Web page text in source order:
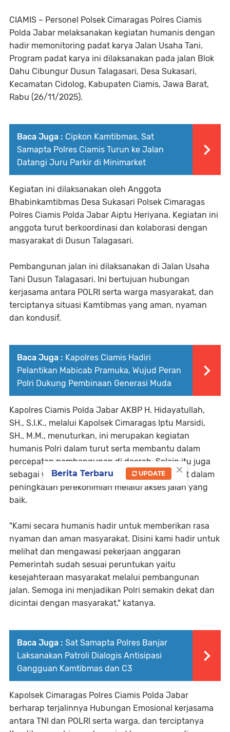
CIAMIS ~ Personel Polsek Cimaragas Polres Ciamis
Polda Jabar melaksanakan kegiatan humanis dengan
hadir memonitoring padat karya Jalan Usaha Tani.
Program padat karya ini dilaksanakan pada jalan Blok
Dahu Cibungur Dusun Talagasari, Desa Sukasari,
Kecamatan Cidolog, Kabupaten Ciamis, Jawa Barat,
Rabu (26/11/2025).
Baca Juga : Cipkon Kamtibmas, Sat
Samapta Polres Ciamis Turun ke Jalan
Datangi Juru Parkir di Minimarket
Kegiatan ini dilaksanakan oleh Anggota
Bhabinkamtibmas Desa Sukasari Polsek Cimaragas
Polres Ciamis Polda Jabar Aiptu Heriyana. Kegiatan ini
anggota turut berkoordinasi dan kolaborasi dengan
masyarakat di Dusun Talagasari.
Pembangunan jalan ini dilaksanakan di Jalan Usaha
Tani Dusun Talagasari. Ini bertujuan hubungan
kerjasama antara POLRI serta warga masyarakat, dan
terciptanya situasi Kamtibmas yang aman, nyaman
dan kondusif.
Baca Juga : Kapolres Ciamis Hadiri
Pelantikan Mabicab Pramuka, Wujud Peran
Polri Dukung Pembinaan Generasi Muda
Kapolres Ciamis Polda Jabar AKBP H. Hidayatullah,
SH., S.I.K., melalui Kapolsek Cimaragas Iptu Marsidi,
SH., M.M., menuturkan, ini merupakan kegiatan
humanis Polri dalam turut serta membantu dalam
percepatan pembangunan di daerah. Selain itu juga
sebagai wujud soliditas Polri membantu rakyat dalam
peningkatan perekonimian melalui akses jalan yang
baik.
"Kami secara humanis hadir untuk memberikan rasa
nyaman dan aman masyarakat. Disini kami hadir untuk
melihat dan mengawasi pekerjaan anggaran
Pemerintah sudah sesuai peruntukan yaitu
kesejahteraan masyarakat melalui pembangunan
jalan. Semoga ini menjadikan Polri semakin dekat dan
dicintai dengan masyarakat," katanya.
Baca Juga : Sat Samapta Polres Banjar
Laksanakan Patroli Dialogis Antisipasi
Gangguan Kamtibmas dan C3
Kapolsek Cimaragas Polres Ciamis Polda Jabar
berharap terjalinnya Hubungan Emosional kerjasama
antara TNI dan POLRI serta warga, dan terciptanya
×
Berita Terbaru UPDATE